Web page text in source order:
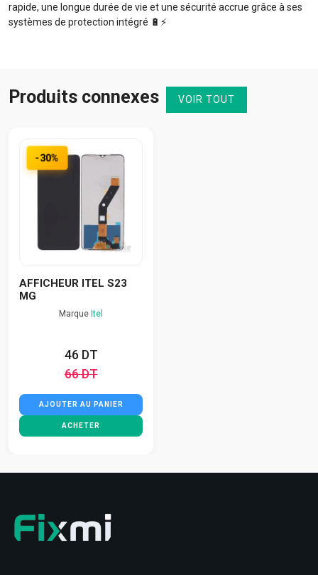
rapide, une longue durée de vie et une sécurité accrue grâce à ses
systèmes de protection intégré 🔋⚡️
Produits connexes VOIR TOUT
-30%
AFFICHEUR ITEL S23
MG
Marque Itel
46 DT
66 DT
AJOUTER AU PANIER
ACHETER